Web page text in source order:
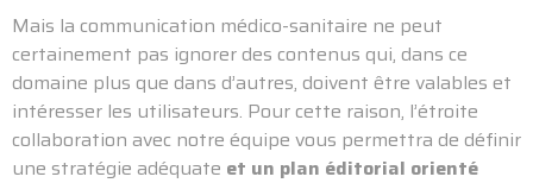
Mais la communication médico-sanitaire ne peut
certainement pas ignorer des contenus qui, dans ce
domaine plus que dans d’autres, doivent être valables et
intéresser les utilisateurs. Pour cette raison, l’étroite
collaboration avec notre équipe vous permettra de définir
une stratégie adéquate et un plan éditorial orienté